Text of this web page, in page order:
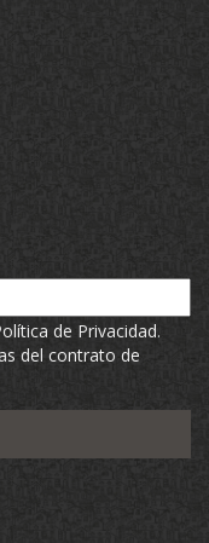
de Privacidad.
del contrato de